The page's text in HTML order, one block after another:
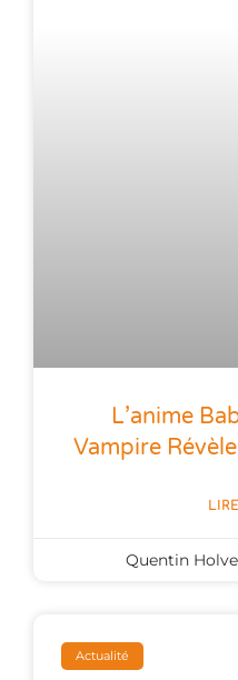
L’anime
Vampire
Quentin
Actualité